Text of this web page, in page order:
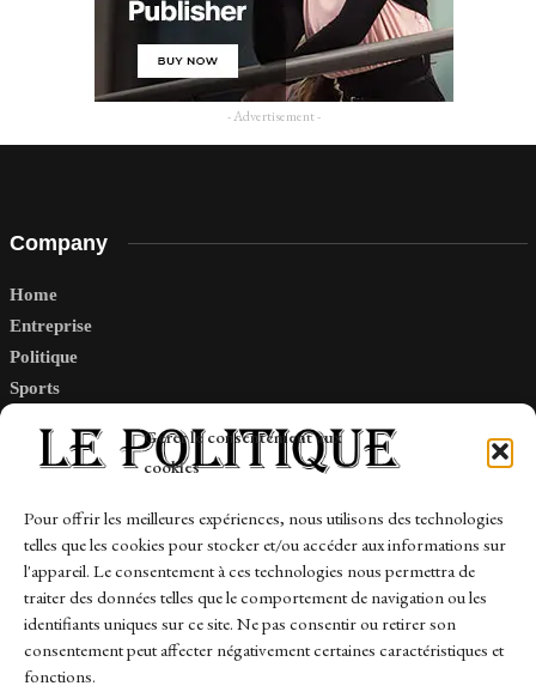
Gérer le consentement aux
cookies
Pour offrir les meilleures expériences, nous utilisons des technologies
telles que les cookies pour stocker et/ou accéder aux informations sur
l'appareil. Le consentement à ces technologies nous permettra de
traiter des données telles que le comportement de navigation ou les
identifiants uniques sur ce site. Ne pas consentir ou retirer son
consentement peut affecter négativement certaines caractéristiques et
fonctions.
- Advertisement -
Company
Home
Entreprise
Politique
Sports
Links
Contact
Sitemap